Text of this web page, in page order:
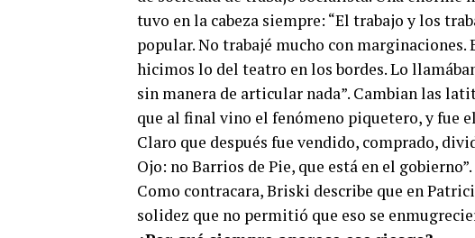
tuvo en la cabeza siempre: “El trabajo y los
popular. No trabajé mucho con
hicimos lo del teatro en los bordes. Lo
sin manera de articular nada”. Cambian las
que al final vino el fenómeno piquetero, y fue
Claro que después fue vendido, comprado,
Ojo: no Barrios de Pie, que está en el gobierno”.
Como contracara, Briski describe que en
solidez que no permitió que eso se